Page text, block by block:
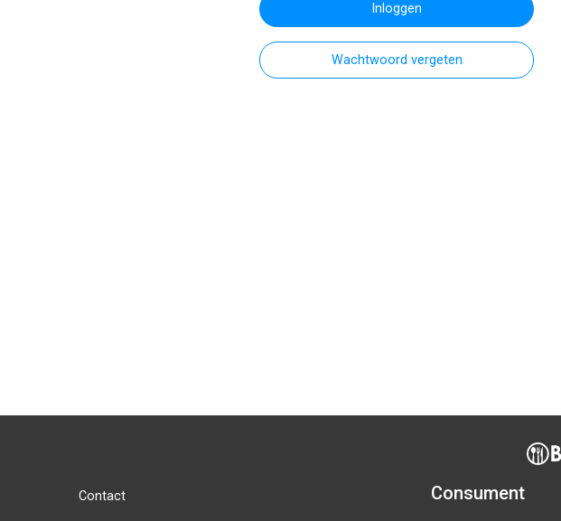
Inloggen
Wachtwoord vergeten
Contact Consument